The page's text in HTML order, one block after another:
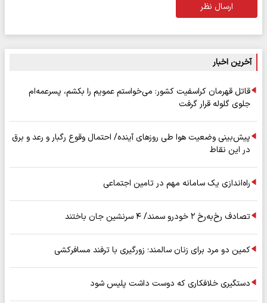
ارسال نظر
آخرین اخبار
قاتل قهرمان کراسفیت کشور: می‌خواستم عمویم را بکشم، پسرعمه‌ام
جلوی گلوله قرار گرفت
پیش‌بینی وضعیت هوا طی روزهای آینده/ احتمال وقوع رگبار و رعد و برق
در این نقاط
راه‌اندازی یک سامانه مهم در تامین اجتماعی
تصادف رخ‌به‌رخ ۲ خودرو سمند/ ۴ سرنشین جان باختند
کمین دو مرد برای زنان سالمند؛ زورگیری با ترفند مسافرکشی
دستگیری خلافکاری که دوست داشت پلیس شود